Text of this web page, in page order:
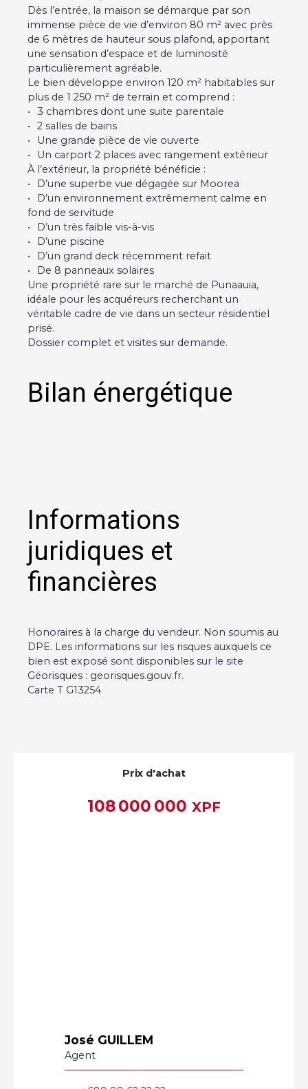
Dès l’entrée, la maison se démarque par son
immense pièce de vie d’environ 80 m² avec près
de 6 mètres de hauteur sous plafond, apportant
une sensation d’espace et de luminosité
particulièrement agréable.
Le bien développe environ 120 m² habitables sur
plus de 1 250 m² de terrain et comprend :
3 chambres dont une suite parentale
2 salles de bains
Une grande pièce de vie ouverte
Un carport 2 places avec rangement extérieur
À l’extérieur, la propriété bénéficie :
D’une superbe vue dégagée sur Moorea
D’un environnement extrêmement calme en
fond de servitude
D’un très faible vis-à-vis
D’une piscine
D’un grand deck récemment refait
De 8 panneaux solaires
Une propriété rare sur le marché de Punaauia,
idéale pour les acquéreurs recherchant un
véritable cadre de vie dans un secteur résidentiel
prisé.
Dossier complet et visites sur demande.
Bilan énergétique
Informations
juridiques et
financières
Honoraires à la charge du vendeur. Non soumis au
DPE. Les informations sur les risques auxquels ce
bien est exposé sont disponibles sur le site
Géorisques : georisques.gouv.fr.
Carte T G13254
Prix d'achat
108 000 000 XPF
José GUILLEM
Agent